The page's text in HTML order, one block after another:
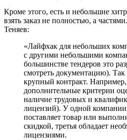
Кроме этого, есть и небольшие
взять заказ не полностью, а
Теняев:
«Лайфхак для небольших
с другими небольшими
большинстве тендеров это
смотреть документацию).
крупный контракт. Например,
дополнительные критерии
наличие трудовых и
лицензий). У одной компании
поставляет товар или
скидкой, третья обладает
лицензиями.